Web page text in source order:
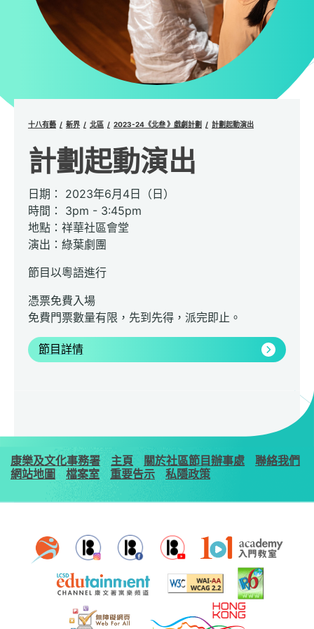
十八有藝 新界 北區 2023-24《北叁 》戲劇計劃 計劃起動演出
計劃起動演出
日期： 2023年6月4日（日）
時間： 3pm - 3:45pm
地點：祥華社區會堂
演出：綠葉劇團
節目以粵語進行
憑票免費入場
免費門票數量有限，先到先得，派完即止。
節目詳情
康樂及文化事務署 主頁 關於社區節目辦事處
聯絡我們
網站地圖
檔案室 重要告示 私隱政策